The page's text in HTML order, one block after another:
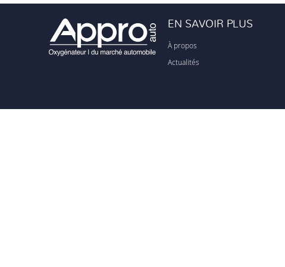
EN SAVOIR PLUS
À propos
Actualités